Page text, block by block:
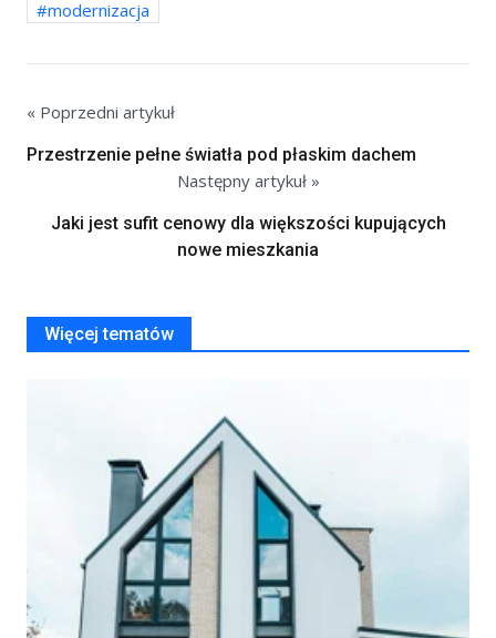
modernizacja
« Poprzedni artykuł
Przestrzenie pełne światła pod płaskim dachem
Następny artykuł »
Jaki jest sufit cenowy dla większości kupujących
nowe mieszkania
Więcej tematów